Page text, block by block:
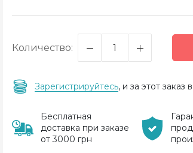
Количество:
Зарегистрируйтесь, и за этот заказ
Бесплатная
доставка при заказе
от 3000 грн